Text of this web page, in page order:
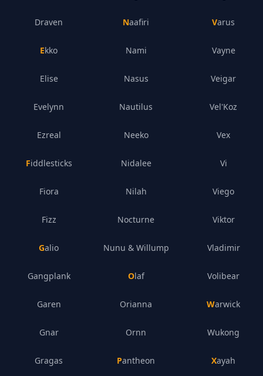
Draven
Ekko
Elise
Evelynn
Ezreal
Fiddlesticks
Fiora
Fizz
Galio
Gangplank
Garen
Gnar
Gragas
Naafiri
Nami
Nasus
Nautilus
Neeko
Nidalee
Nilah
Nocturne
Nunu & Willump
Olaf
Orianna
Ornn
Pantheon
Varus
Vayne
Veigar
Vel'Koz
Vex
Vi
Viego
Viktor
Vladimir
Volibear
Warwick
Wukong
Xayah